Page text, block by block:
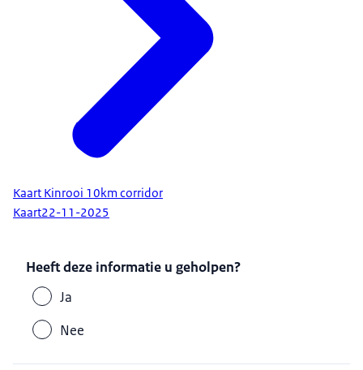
Kaart Kinrooi 10km corridor
Kaart22-11-2025
Heeft deze informatie u geholpen?
Ja
Nee